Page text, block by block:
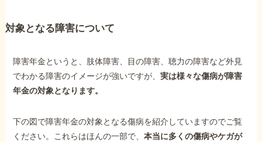
対象となる障害について
障害年金というと、肢体障害、目の障害、聴力の障害など外見
でわかる障害のイメージが強いですが、実は様々な傷病が障害
年金の対象となります。
下の図で障害年金の対象となる傷病を紹介していますのでご覧
ください。これらはほんの一部で、本当に多くの傷病やケガが